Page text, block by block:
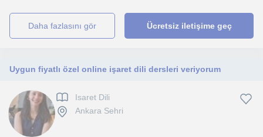
daha fazlasını gör Ücretsiz iletişime geç
Uygun fiyatlı özel online işaret dili dersleri veriyorum
Isaret Dili
Ankara Sehri